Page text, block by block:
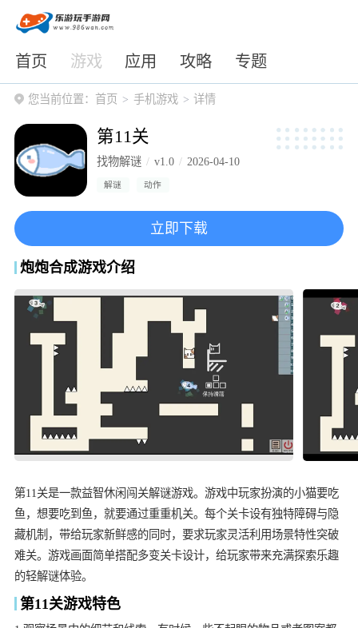
首页 游戏 应用 攻略 专题
您当前位置： 首页 手机游戏 详情
第11关
找物解谜 v1.0 2026-04-10
解谜 动作
立即下载
炮炮合成游戏介绍
第11关是一款益智休闲闯关解谜游戏。游戏中玩家扮演的小猫要吃
鱼，想要吃到鱼，就要通过重重机关。每个关卡设有独特障碍与隐
藏机制，带给玩家新鲜感的同时，要求玩家灵活利用场景特性突破
难关。游戏画面简单搭配多变关卡设计，给玩家带来充满探索乐趣
的轻解谜体验。
第11关游戏特色